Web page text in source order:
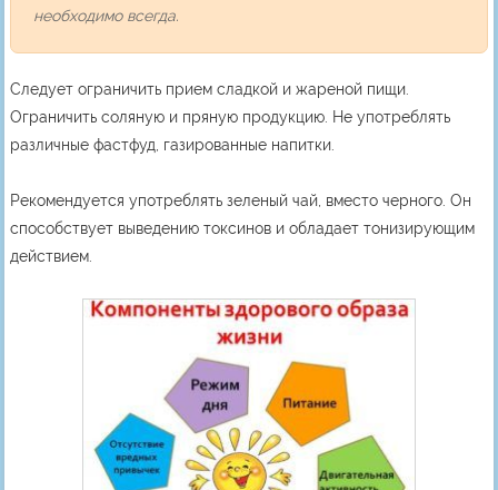
необходимо всегда.
Следует ограничить прием сладкой и жареной пищи.
Ограничить соляную и пряную продукцию. Не употреблять
различные фастфуд, газированные напитки.
Рекомендуется употреблять зеленый чай, вместо черного. Он
способствует выведению токсинов и обладает тонизирующим
действием.